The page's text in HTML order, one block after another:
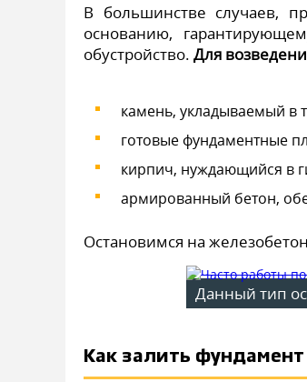
В большинстве случаев,
основанию,
обустройство. Для
камень, укладываемый в
готовые фундаментные
кирпич, нуждающийся в
армированный бетон,
Остановимся на
Данный тип
Как залить